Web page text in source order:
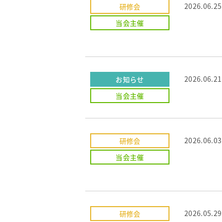
研修会
当会主催
2026.06.25
お知らせ
当会主催
2026.06.21
研修会
当会主催
2026.06.03
研修会 2026.05.29